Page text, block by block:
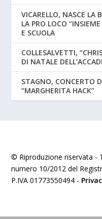
VICARELLO, NASCE LA
LA PRO LOCO
E SCUOLA
COLLESALVETTI,
DI NATALE
STAGNO, CONCERTO
“MARGHERITA HACK”
© Riproduzione riservata -
numero 10/2012 del
P.IVA 01773550494 -